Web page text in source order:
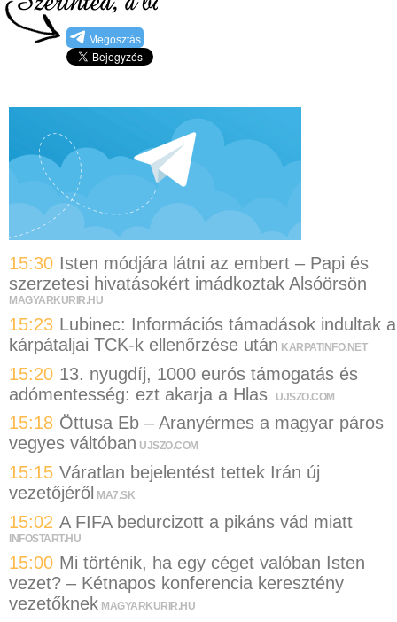
Megosztás
15:30 Isten módjára látni az embert – Papi és
szerzetesi hivatásokért imádkoztak Alsóörsön
MAGYARKURIR.HU
15:23 Lubinec: Információs támadások indultak a
kárpátaljai TCK-k ellenőrzése után KARPATINFO.NET
15:20 13. nyugdíj, 1000 eurós támogatás és
adómentesség: ezt akarja a Hlas
UJSZO.COM
15:18 Öttusa Eb – Aranyérmes a magyar páros
vegyes váltóban UJSZO.COM
15:15 Váratlan bejelentést tettek Irán új
vezetőjéről
MA7.SK
15:02 A FIFA bedurcizott a pikáns vád miatt
INFOSTART.HU
15:00 Mi történik, ha egy céget valóban Isten
vezet? – Kétnapos konferencia keresztény
vezetőknek MAGYARKURIR.HU